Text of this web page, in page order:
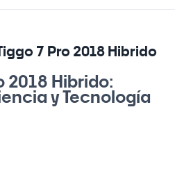
7 Pro 2018 Hibrido
2018 Hibrido:
y Tecnología
estilo y funcionalidad, el